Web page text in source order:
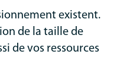
existent.
de la taille de
de vos ressources